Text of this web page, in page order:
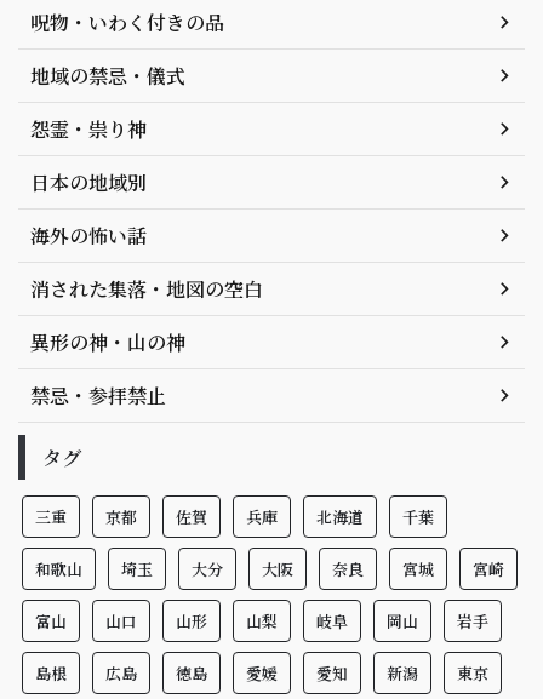
呪物・いわく付きの品
地域の禁忌・儀式
怨霊・祟り神
日本の地域別
海外の怖い話
消された集落・地図の空白
異形の神・山の神
禁忌・参拝禁止
タグ
三重 京都 佐賀 兵庫 北海道 千葉
和歌山 埼玉 大分 大阪 奈良 宮城 宮崎
富山 山口 山形 山梨 岐阜 岡山 岩手
島根 広島 徳島 愛媛 愛知 新潟 東京